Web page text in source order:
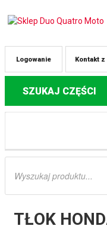
Kontakt z
Logowanie
SZUKAJ CZĘŚCI
Wyszukiwarka
Części do
TŁOK